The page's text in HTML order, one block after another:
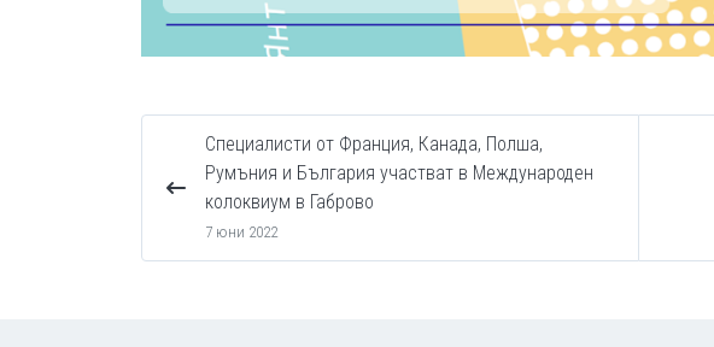
Специалисти от Франция, Канада, Полша,
Румъния и България участват в Международен
колоквиум в Габрово
7 юни 2022